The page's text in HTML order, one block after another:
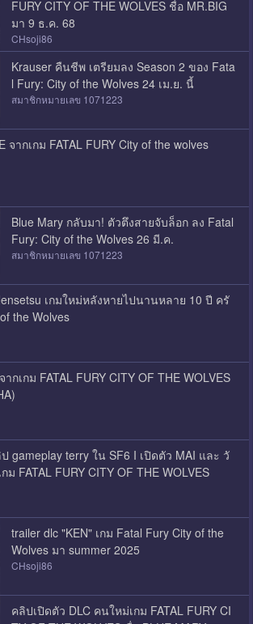
FURY CITY OF THE WOLVES ชื่อ MR.BIG
มา 9 ธ.ค. 68
CHsoji86
Krauser คืนชีพ เตรียมลง Season 2 ของ Fata
l Fury: City of the Wolves 24 เม.ย. นี้
สมาชิกหมายเลข 1071223
จากเกม FATAL FURY City of the wolves
Blue Mary กลับมา! ตัวตึงสายจับล็อก ลง Fatal
Fury: City of the Wolves 26 มี.ค.
สมาชิกหมายเลข 1071223
เกมใหม่หลังหายไปนานหลาย 10 ปี ครั
the Wolves
กเกม FATAL​ FURY​ CITY​ OF​ THE​ WOLVES​
gameplay terry ใน SF6 I เปิดตัว MAI และ วั
ม FATAL FURY CITY​ OF​ THE​ WOLVES​
trailer dlc "KEN" เกม Fatal Fury City of the
Wolves มา summer 2025
CHsoji86
คลิปเปิดตัว DLC คนใหม่เกม FATAL FURY CI